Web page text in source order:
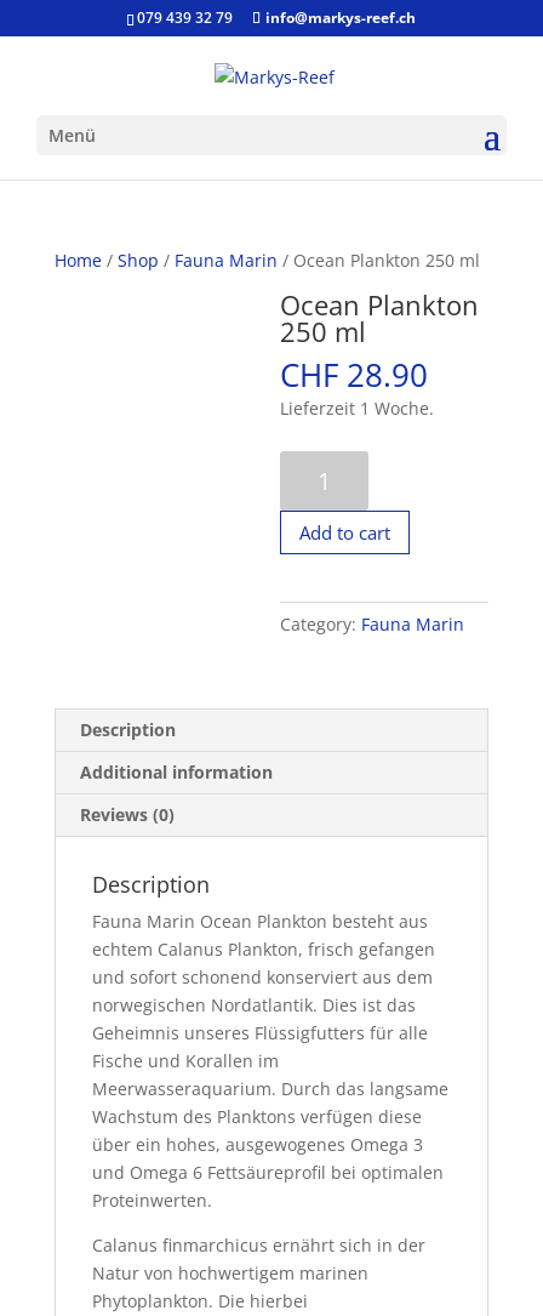
079 439 32 79 info@markys-reef.ch
Menü
Home/ Shop / Fauna Marin / Ocean Plankton 250 ml
Ocean Plankton
250 ml
CHF 28.90
Lieferzeit 1 Woche.
Plankton
250
ml
Add to cart
Category: Fauna Marin
Description
Additional information
Reviews (0)
Description
Fauna Marin Ocean Plankton besteht aus
echtem Calanus Plankton, frisch gefangen
und sofort schonend konserviert aus dem
norwegischen Nordatlantik. Dies ist das
Geheimnis unseres Flüssigfutters für alle
Fische und Korallen im
Meerwasseraquarium. Durch das langsame
Wachstum des Planktons verfügen diese
über ein hohes, ausgewogenes Omega 3
und Omega 6 Fettsäureprofil bei optimalen
Proteinwerten.
Calanus finmarchicus ernährt sich in der
Natur von hochwertigem marinen
Phytoplankton. Die hierbei